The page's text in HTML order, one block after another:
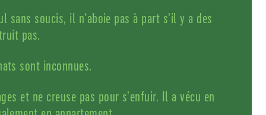
sans soucis, il n'aboie pas à part s'il y a des
pas.
sont inconnues.
et ne creuse pas pour s'enfuir. Il a vécu en